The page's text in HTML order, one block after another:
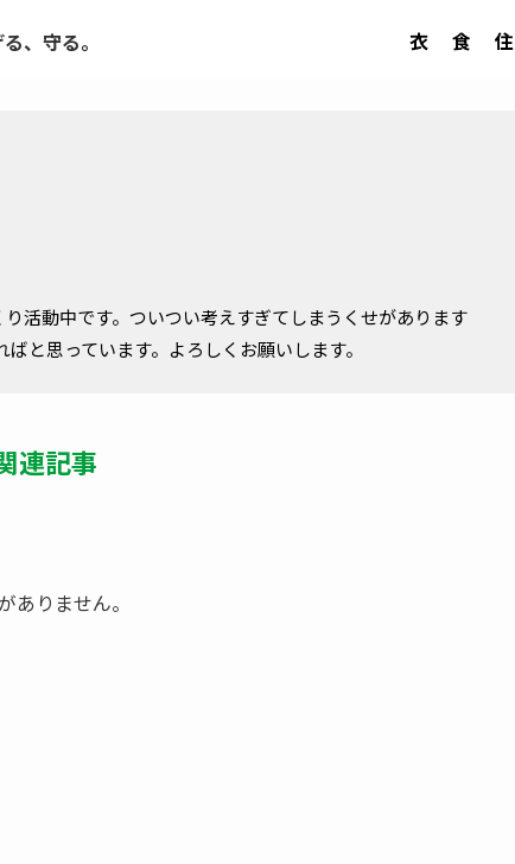
、守る。 衣 食 住
活動中です。ついつい考えすぎてしまうくせがあります
と思っています。よろしくお願いします。
連記事
ありません。